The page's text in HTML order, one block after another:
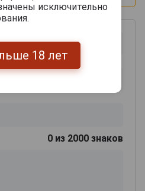
0 из 2000 знаков
исключительно
18 лет